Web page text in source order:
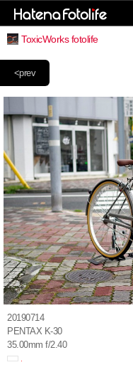
ToxicWorks fotolife
<prev
20190714
PENTAX K-30
35.00mm f/2.40